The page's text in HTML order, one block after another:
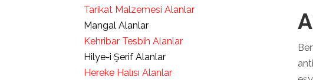
Tarikat Malzemesi Alanlar
Mangal Alanlar
Kehribar Tesbih Alanlar
Hilye-i Şerif Alanlar
Hereke Halısı Alanlar